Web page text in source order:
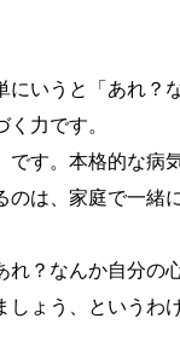
にいうと「あれ
力です。
です。本格的な病
のは、家庭で一緒
れ？なんか自分の
ょう、というわ